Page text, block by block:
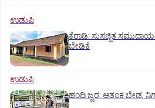
ಉಡುಪಿ
ಕೆರಾಡಿ: ಸುಸಜ್ಜಿತ
ಬೇಡಿಕೆ
ಉಡುಪಿ
ಹಂದಿ ಜ್ವರ: ಆತಂಕ ಬೇಡ,